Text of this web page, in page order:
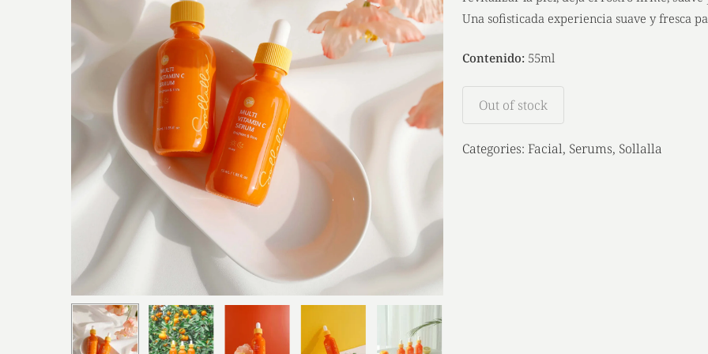
Una sofisticada experiencia suave y fresca
Contenido: 55ml
Out of stock
Categories: Facial, Serums, Sollalla